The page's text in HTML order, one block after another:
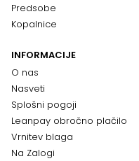
Predsobe
Kopalnice
INFORMACIJE
O nas
Nasveti
Splošni pogoji
Leanpay obročno plačilo
Vrnitev blaga
Na Zalogi